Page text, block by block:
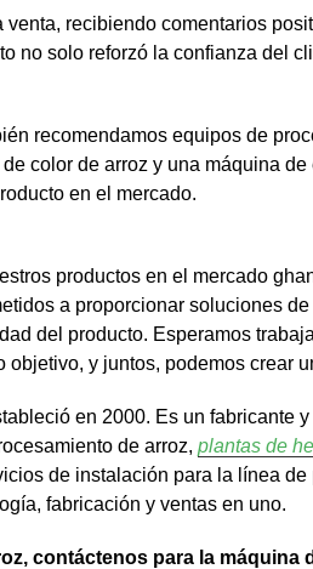
recibiendo comentarios
no solo reforzó la confianza del
recomendamos equipos de
color de arroz y una máquina
en el mercado.
productos en el mercado
a proporcionar soluciones
del producto. Esperamos
y juntos, podemos crear
en 2000. Es un fabricante
de arroz, plantas de
de instalación para la línea
fabricación y ventas en uno.
contáctenos para la